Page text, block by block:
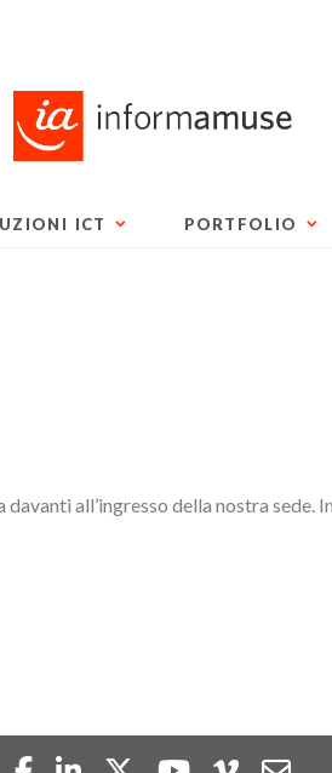
ICT PORTFOLIO
davanti all’ingresso della nostra